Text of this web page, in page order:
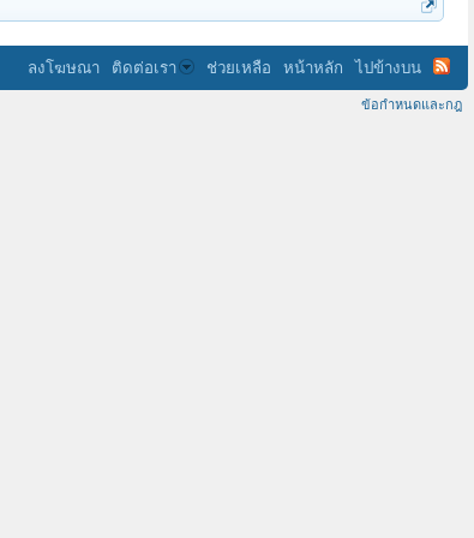
ลงโฆษณา ติดต่อเรา ช่วยเหลือ หน้าหลัก ไปข้างบน
ข้อกำหนดและกฎ